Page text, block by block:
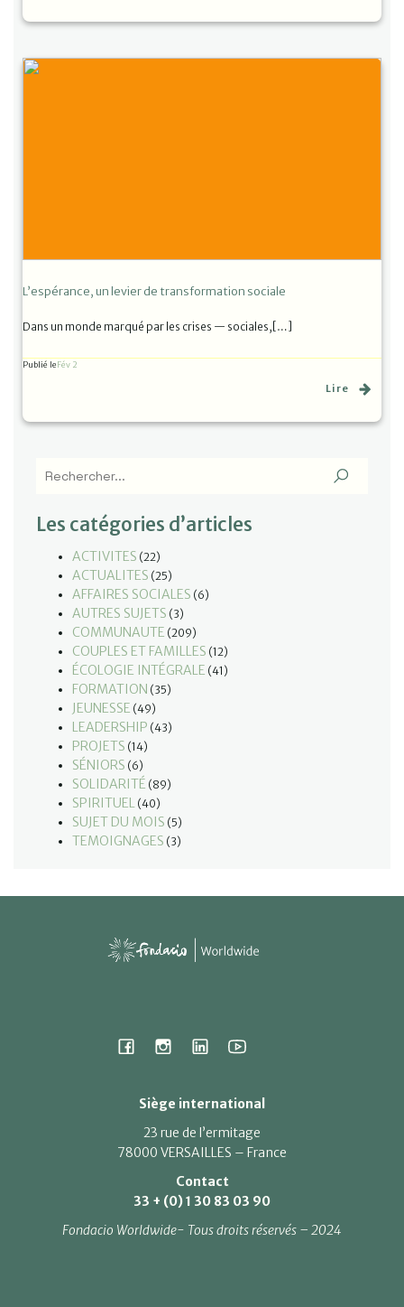
L’espérance, un levier de transformation sociale
Dans un monde marqué par les crises — sociales,[…]
Publié leFév 2
Lire
Les catégories d’articles
ACTIVITES (22)
ACTUALITES (25)
AFFAIRES SOCIALES (6)
AUTRES SUJETS (3)
COMMUNAUTE (209)
COUPLES ET FAMILLES (12)
ÉCOLOGIE INTÉGRALE (41)
FORMATION (35)
JEUNESSE (49)
LEADERSHIP (43)
PROJETS (14)
SÉNIORS (6)
SOLIDARITÉ (89)
SPIRITUEL (40)
SUJET DU MOIS (5)
TEMOIGNAGES (3)
Siège international
23 rue de l’ermitage
78000 VERSAILLES – France
Contact
33 + (0) 1 30 83 03 90
Fondacio Worldwide- Tous droits réservés – 2024